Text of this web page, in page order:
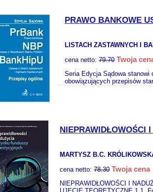
PRAWO BANKOWE
LISTACH ZASTAWNYCH I
cena netto: 79.70 Twoja
Seria Edycja Sądowa stanowi
obowiązujących przepisów
NIEPRAWIDŁOWOŚCI
MARTYSZ B.C.
cena netto: 78.30 Twoja cena
NIEPRAWIDŁOWOŚCI I